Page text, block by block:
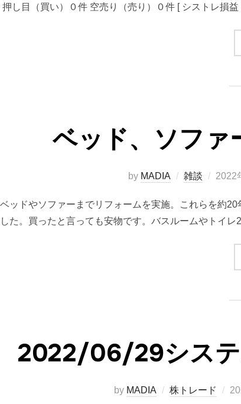
押し目（買い）０件 空売り（売り）０件 [ シストレ損
ベッド、ソファ
by MADIA 雑談
投
日:
2022
ッドやソファーまでリフォームを実施。これらを約
た。買ったと言っても安物です。バスルームやトイ
2022/06/29システ
by MADIA 株トレード
投